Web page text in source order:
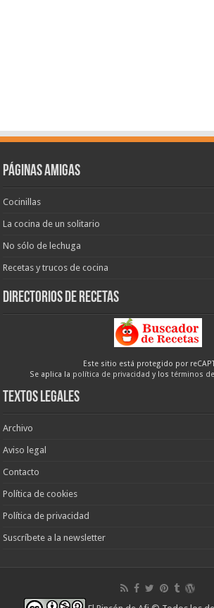
Páginas amigas
Cocinillas
La cocina de un solitario
No sólo de lechuga
Recetas y trucos de cocina
Directorios de recetas
Este sitio está protegido por
Se aplica la política de privacidad y los términos
Textos legales
Archivo
Aviso legal
Contacto
Política de cookies
Política de privacidad
Suscríbete a la newsletter